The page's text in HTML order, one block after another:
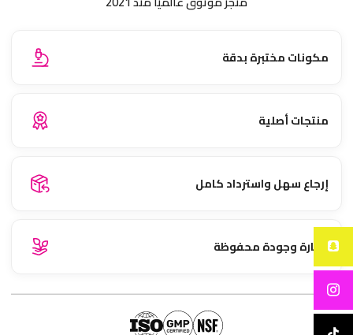
مكونات مختبرة بدقة
منتجات أصلية
إرجاع سهل واسترداد كامل
نضارة وجودة محفوظة